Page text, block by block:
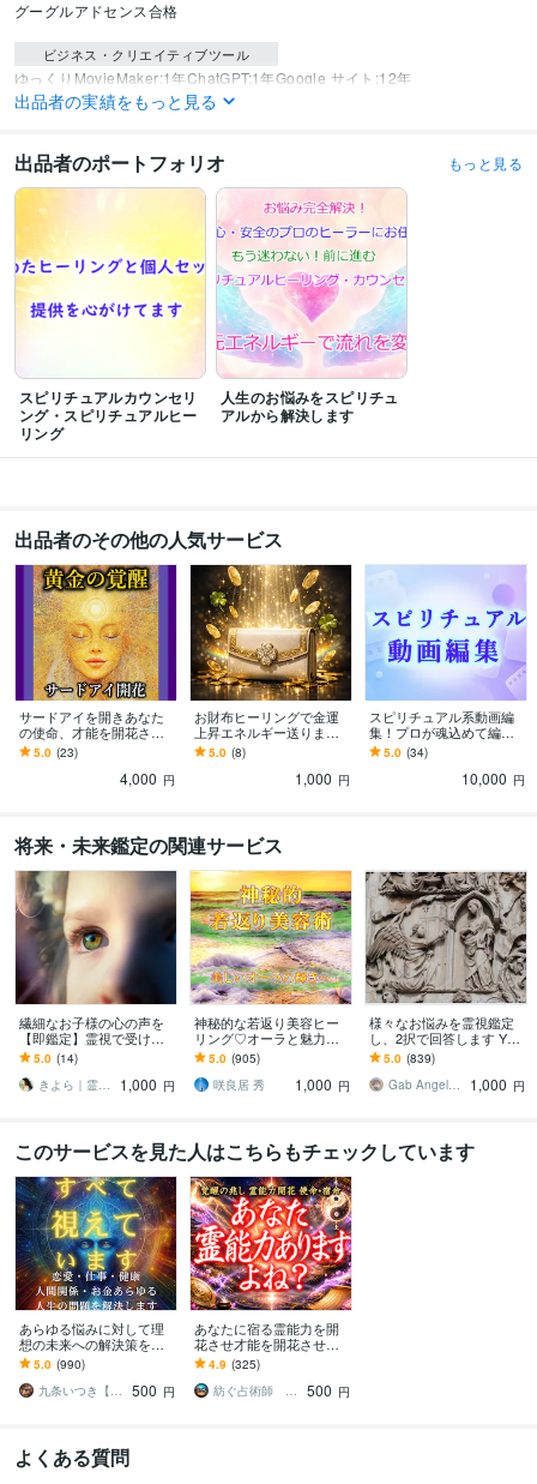
グーグルアドセンス合格
ビジネス・クリエイティブツール
ゆっくりMovieMaker:1年ChatGPT:1年Google サイト:12年
Google スプレッドシート:1年 Google ドキュメント:1年
得意分野
悩み相談・カウンセリング ヒーリング・エネルギーワーク
ルヒーリング
エネルギーワーク
スピリチュアル エネルギーワーク
占い ペンデュラム鑑定 多数のエネルギーを伝授済み
語学力
出品者の実績をもっと見る
出品者のポートフォリオ もっと見る
スピリチュアルカウンセリ
ング・スピリチュアルヒー
リング
人生のお悩みをスピリチュ
アルから解決します
出品者のその他の人気サービス
サードアイを開きあなた
の使命、才能を開花させ
ます 直観力を上げる！サ
イキック能力を上げ、第
六感を活性化させます
5.0 (23)
4,000 円
お財布ヒーリングで金運
上昇エネルギー送ります
金運アップと財運底上げ
し、物質的、金運の流れ
5.0 (8)
1,000 円
スピリチュアル系動画編
集！プロが魂込めて編集
します スピリチュアル関
連の動画全般に関する編
集をプロが行います
5.0 (34)
10,000 円
将来・未来鑑定の関連サービス
繊細なお子様の心の声を
【即鑑定】霊視で受け取
ります ママが知らないお
子様の本音・本心を霊視
で紐解き、導きます
5.0 (14)
きよら｜霊視霊感＊白巫鑑定師
1,000 円
神秘的な若返り美容ヒー
リング♡オーラと魅力輝
きます ☆ミスティカル・
リジュベネーション / 神秘
美容光の若返り☆
5.0 (905)
咲良居 秀
1,000 円
様々なお悩みを霊視鑑定
し、2択で回答します YES
かNOかスピード回答しま
す。お悩みを早く解決し
ませんか
5.0 (839)
Gab AngelLily
1,000 円
このサービスを見た人はこちらもチェックしています
あらゆる悩みに対して理
想の未来への解決策を授
けます 人生が上手くいか
ないと悩んでいる人に未
来を好転させる魂の導き
5.0 (990)
九条いつき【高次元宇宙霊視師】
500 円
あなたに宿る霊能力を開
花させ才能を開花させま
す 霊感・霊力の覚醒|未来
を切り開き、運命を幸福
にする至高の鑑定
4.9 (325)
紡ぐ占術師 宗馬【観音千里眼×呪術】
500 円
よくある質問